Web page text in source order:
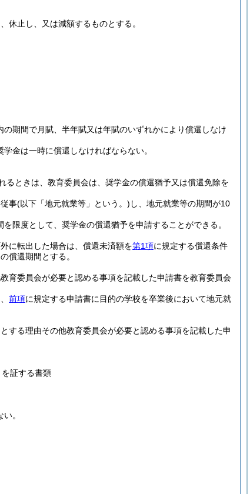
休止し、又は減額するものとする。
の期間で月賦、半年賦又は年賦のいずれかにより償還しなけ
金は一時に償還しなければならない。
るときは、教育委員会は、奨学金の償還猶予又は償還免除を
事(以下「地元就業等」という。) し、地元就業等の期間が10
限度として、奨学金の償還猶予を申請することができる。
に転出した場合は、償還未済額を第1項に規定する償還条件
償還期間とする。
育委員会が必要と認める事項を記載した申請書を教育委員会
前項に規定する申請書に目的の学校を卒業後において地元就
する理由その他教育委員会が必要と認める事項を記載した申
証する書類
。